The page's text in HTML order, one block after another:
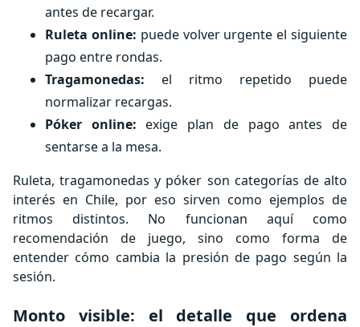
antes de recargar.
Ruleta online: puede volver urgente el siguiente
pago entre rondas.
Tragamonedas: el ritmo repetido puede
normalizar recargas.
Póker online: exige plan de pago antes de
sentarse a la mesa.
Ruleta, tragamonedas y póker son categorías de alto
interés en Chile, por eso sirven como ejemplos de
ritmos distintos. No funcionan aquí como
recomendación de juego, sino como forma de
entender cómo cambia la presión de pago según la
sesión.
Monto visible: el detalle que ordena